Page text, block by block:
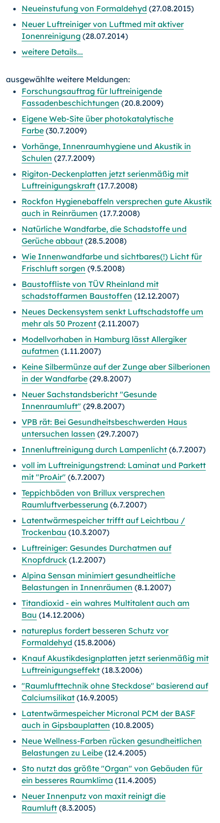
Neueinstufung von Formaldehyd (27.08.2015)
Neuer Luftreiniger von Luftmed mit aktiver
Ionenreinigung (28.07.2014)
weitere Details...
ausgewählte weitere Meldungen:
Forschungsauftrag für luftreinigende
Fassadenbeschichtungen (20.8.2009)
Eigene Web-Site über photokatalytische
Farbe (30.7.2009)
Vorhänge, Innenraumhygiene und Akustik in
Schulen (27.7.2009)
Rigiton-Deckenplatten jetzt serienmäßig mit
Luftreinigungskraft (17.7.2008)
Rockfon Hygienebaffeln versprechen gute Akustik
auch in Reinräumen (17.7.2008)
Natürliche Wandfarbe, die Schadstoffe und
Gerüche abbaut (28.5.2008)
Wie Innenwandfarbe und sichtbares(!) Licht für
Frischluft sorgen (9.5.2008)
Baustoffliste von TÜV Rheinland mit
schadstoffarmen Baustoffen (12.12.2007)
Neues Deckensystem senkt Luftschadstoffe um
mehr als 50 Prozent (2.11.2007)
Modellvorhaben in Hamburg lässt Allergiker
aufatmen (1.11.2007)
Keine Silbermünze auf der Zunge aber Silberionen
in der Wandfarbe (29.8.2007)
Neuer Sachstandsbericht "Gesunde
Innenraumluft" (29.8.2007)
VPB rät: Bei Gesundheitsbeschwerden Haus
untersuchen lassen (29.7.2007)
Innenluftreinigung durch Lampenlicht (6.7.2007)
voll im Luftreinigungstrend: Laminat und Parkett
mit "ProAir" (6.7.2007)
Teppichböden von Brillux versprechen
Raumluftverbesserung (6.7.2007)
Latentwärmespeicher trifft auf Leichtbau /
Trockenbau (10.3.2007)
Luftreiniger: Gesundes Durchatmen auf
Knopfdruck (1.2.2007)
Alpina Sensan minimiert gesundheitliche
Belastungen in Innenräumen (8.1.2007)
Titandioxid - ein wahres Multitalent auch am
Bau (14.12.2006)
natureplus fordert besseren Schutz vor
Formaldehyd (15.8.2006)
Knauf Akustikdesignplatten jetzt serienmäßig mit
Luftreinigungseffekt (18.3.2006)
"Raumlufttechnik ohne Steckdose" basierend auf
Calciumsilikat (16.9.2005)
Latentwärmespeicher Micronal PCM der BASF
auch in Gipsbauplatten (10.8.2005)
Neue Wellness-Farben rücken gesundheitlichen
Belastungen zu Leibe (12.4.2005)
Sto nutzt das größte "Organ" von Gebäuden für
ein besseres Raumklima (11.4.2005)
Neuer Innenputz von maxit reinigt die
Raumluft (8.3.2005)